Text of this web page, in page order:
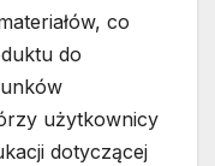
co
do
użytkownicy
dotyczącej